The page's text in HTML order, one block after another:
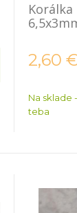
2,60
Na sklade
teba